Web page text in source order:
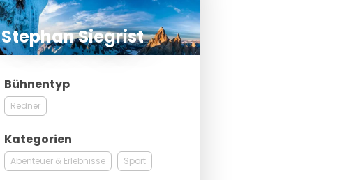
Stephan Siegrist
Bühnentyp
Redner
Kategorien
Abenteuer & Erlebnisse Sport